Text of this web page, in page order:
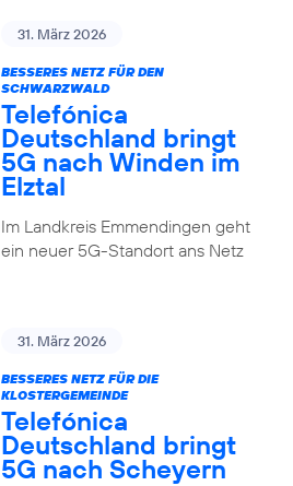
31. März 2026
BESSERES NETZ FÜR DEN
SCHWARZWALD
Telefónica
Deutschland bringt
5G nach Winden im
Elztal
Im Landkreis Emmendingen geht
ein neuer 5G-Standort ans Netz
31. März 2026
BESSERES NETZ FÜR DIE
KLOSTERGEMEINDE
Telefónica
Deutschland bringt
5G nach Scheyern